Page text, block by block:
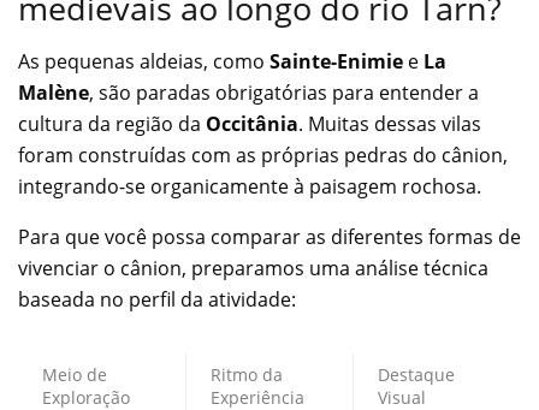
As pequenas aldeias, como Sainte-Enimie e La
Malène, são paradas obrigatórias para entender a
cultura da região da Occitânia. Muitas dessas vilas
foram construídas com as próprias pedras do cânion,
integrando-se organicamente à paisagem rochosa.
Para que você possa comparar as diferentes formas de
vivenciar o cânion, preparamos uma análise técnica
baseada no perfil da atividade:
Meio de
Exploração
Ritmo da
Experiência
Destaque
Visual